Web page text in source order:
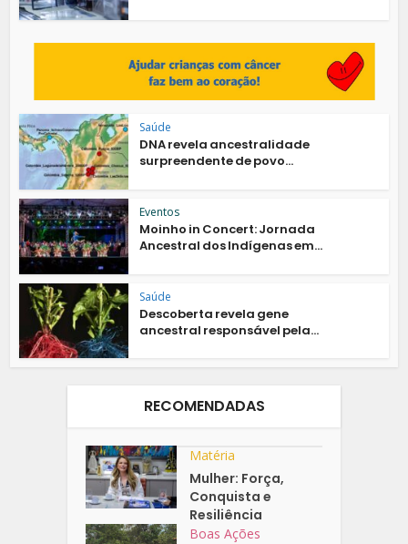
Saúde
DNA revela ancestralidade
surpreendente de povo...
Eventos
Moinho in Concert: Jornada
Ancestral dos Indígenas em...
Saúde
Descoberta revela gene
ancestral responsável pela...
RECOMENDADAS
Matéria
Mulher: Força,
Conquista e
Resiliência
Boas Ações